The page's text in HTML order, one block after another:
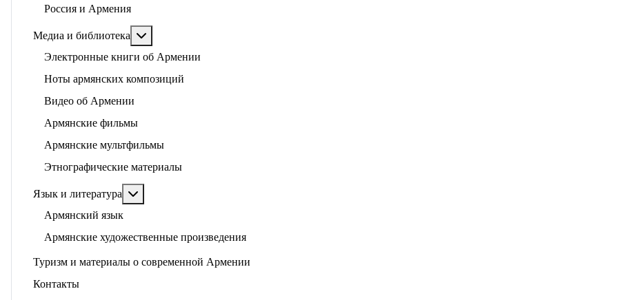
Россия и Армения
Медиа и библиотека
Электронные книги об Армении
Ноты армянских композиций
Видео об Армении
Армянские фильмы
Армянские мультфильмы
Этнографические материалы
Язык и литература
Армянский язык
Армянские художественные произведения
Туризм и материалы о современной Армении
Контакты